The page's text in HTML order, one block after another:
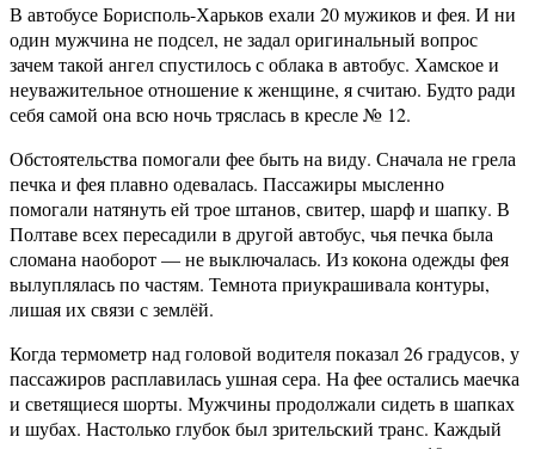
В автобусе Борисполь-Харьков ехали 20 мужиков и фея. И ни
один мужчина не подсел, не задал оригинальный вопрос
зачем такой ангел спустилось с облака в автобус. Хамское и
неуважительное отношение к женщине, я считаю. Будто ради
себя самой она всю ночь тряслась в кресле № 12.
Обстоятельства помогали фее быть на виду. Сначала не грела
печка и фея плавно одевалась. Пассажиры мысленно
помогали натянуть ей трое штанов, свитер, шарф и шапку. В
Полтаве всех пересадили в другой автобус, чья печка была
сломана наоборот — не выключалась. Из кокона одежды фея
вылуплялась по частям. Темнота приукрашивала контуры,
лишая их связи с землёй.
Когда термометр над головой водителя показал 26 градусов, у
пассажиров расплавилась ушная сера. На фее остались маечка
и светящиеся шорты. Мужчины продолжали сидеть в шапках
и шубах. Настолько глубок был зрительский транс. Каждый